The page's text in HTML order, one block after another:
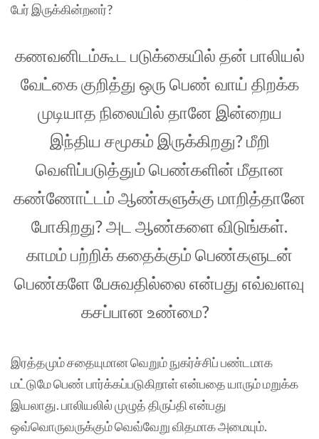
பேர் இருக்கின்றனர்?
கணவனிடம்கூட படுக்கையில் தன் பாலியல்
வேட்கை குறித்து ஒரு பெண் வாய் திறக்க
முடியாத நிலையில் தானே இன்றைய
இந்திய சமூகம் இருக்கிறது? மீறி
வெளிப்படுத்தும் பெண்களின் மீதான
கண்ணோட்டம் ஆண்களுக்கு மாறித்தானே
போகிறது? அட ஆண்களை விடுங்கள்.
காமம் பற்றிக் கதைக்கும் பெண்களுடன்
பெண்களே பேசுவதில்லை என்பது எவ்வளவு
கசப்பான உண்மை?
இரத்தமும் சதையுமான வெறும் நுகர்ச்சிப் பண்டமாக
மட்டுமே பெண் பார்க்கப்படுகிறாள் என்பதை யாரும் மறுக்க
இயலாது. பாலியலில் முழுத் திருப்தி என்பது
ஒவ்வொருவருக்கும் வெவ்வேறு விதமாக அமையும்.